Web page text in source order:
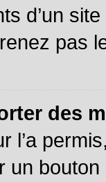
d’un
pas
des
l’a
un